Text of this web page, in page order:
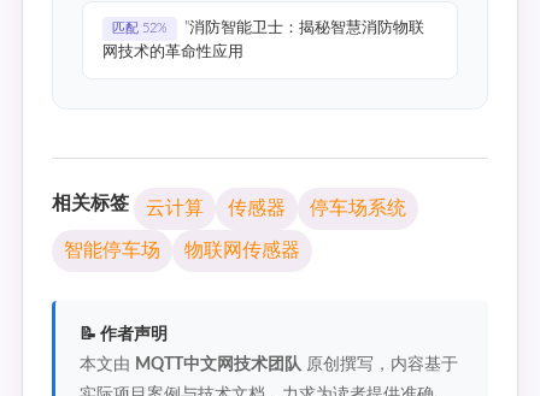
匹配 52%
"消防智能卫士：揭秘智慧消防物联
网技术的革命性应用
相关标签 云计算 传感器 停车场系统
智能停车场 物联网传感器
📝 作者声明
本文由 MQTT中文网技术团队 原创撰写，内容基于